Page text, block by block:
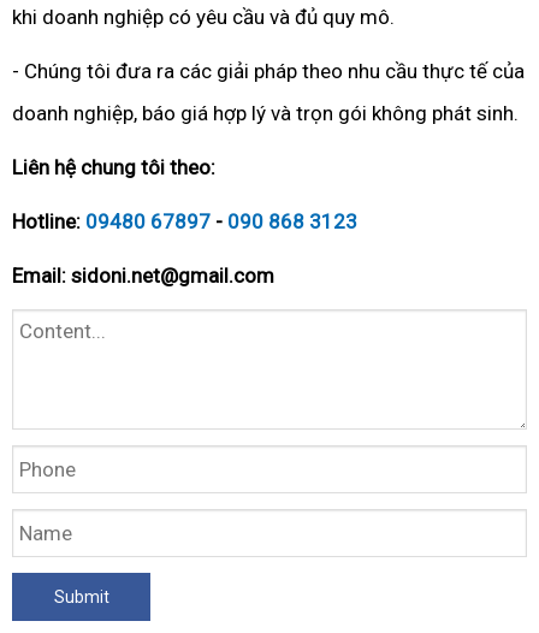
khi doanh nghiệp có yêu cầu và đủ quy mô.
- Chúng tôi đưa ra các giải pháp theo nhu cầu thực tế của
doanh nghiệp, báo giá hợp lý và trọn gói không phát sinh.
Liên hệ chung tôi theo:
Hotline: 09480 67897 - 090 868 3123
Email: sidoni.net@gmail.com